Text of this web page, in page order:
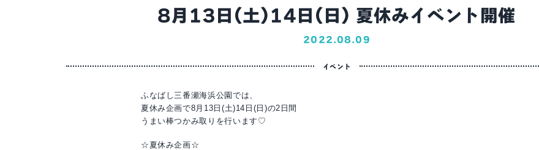
8月13日(土)14日(日) 夏休みイベント開催
2022.08.09
イベント
ふなばし三番瀬海浜公園では、
夏休み企画で8月13日(土)14日(日)の2日間
うまい棒つかみ取りを行います♡
☆夏休み企画☆